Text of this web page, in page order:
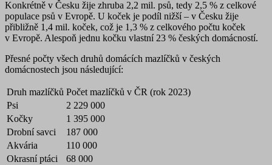
Konkrétně v Česku žije zhruba 2,2 mil. psů, tedy 2,5 % z celkové
populace psů v Evropě. U koček je podíl nižší – v Česku žije
přibližně 1,4 mil. koček, což je 1,3 % z celkového počtu koček
v Evropě. Alespoň jednu kočku vlastní 23 % českých domácností.
Přesné počty všech druhů domácích mazlíčků v českých
domácnostech jsou následující:
Druh mazlíčků Počet mazlíčků v ČR (rok 2023)
Psi
2 229 000
Kočky
1 395 000
Drobní savci
187 000
Akvária
110 000
Okrasní ptáci
68 000